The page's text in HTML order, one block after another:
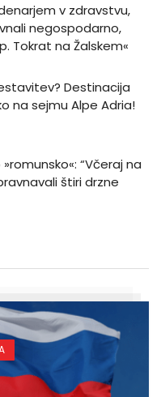
v zdravstvu,
negospodarno,
Tokrat na Žalskem«
Destinacija
na sejmu Alpe Adria!
“Včeraj na
štiri drzne